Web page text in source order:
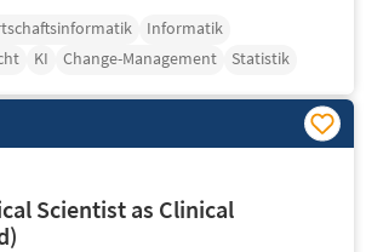
Informatik
KI Change-Management Statistik
Scientist as Clinical